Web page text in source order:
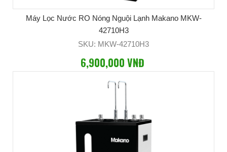
Máy Lọc Nước RO Nóng Nguội Lạnh Makano MKW-
42710H3
SKU: MKW-42710H3
6,900,000 VNĐ